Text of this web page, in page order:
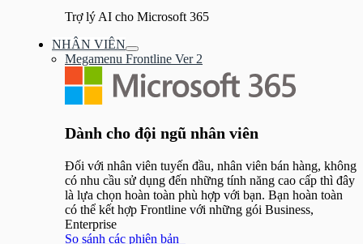
Trợ lý AI cho Microsoft 365
NHÂN VIÊN
Bật/tắt
Menu
Megamenu Frontline Ver 2
Dành cho đội ngũ nhân viên
Đối với nhân viên tuyến đầu, nhân viên bán hàng, không
có nhu cầu sử dụng đến những tính năng cao cấp thì đây
là lựa chọn hoàn toàn phù hợp với bạn. Bạn hoàn toàn
có thể kết hợp Frontline với những gói Business,
Enterprise
So sánh các phiên bản